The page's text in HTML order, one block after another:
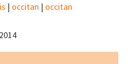
| occitan | occitan